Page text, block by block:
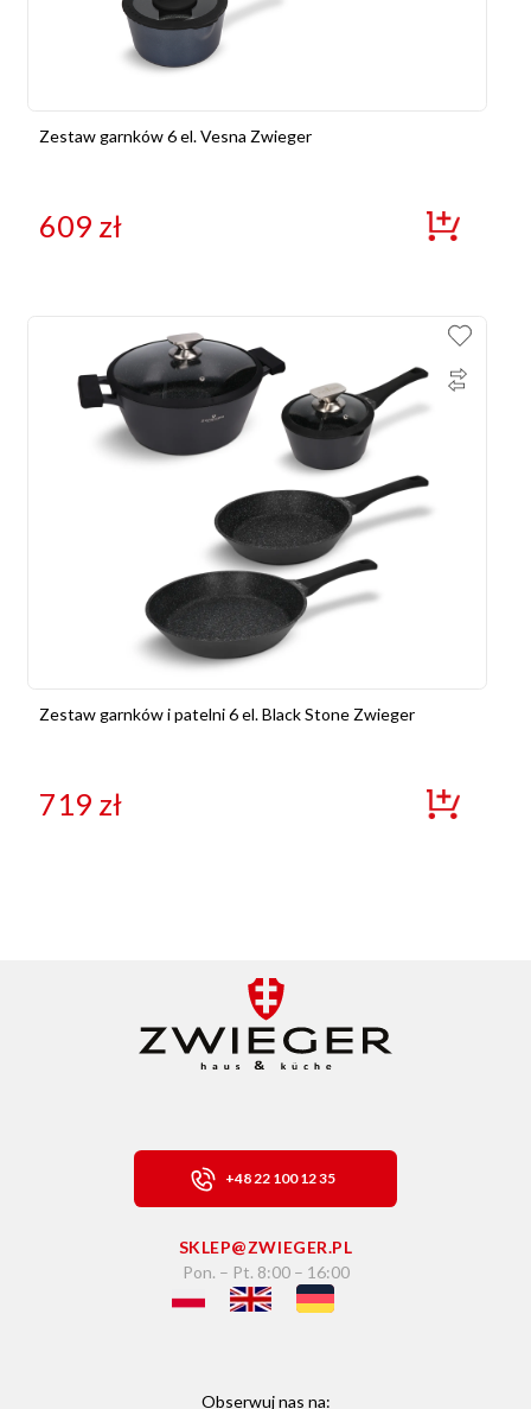
Zestaw garnków 6 el. Vesna Zwieger
609 zł
Zestaw garnków i patelni 6 el. Black Stone Zwieger
719 zł
+48 22 100 12 35
SKLEP@ZWIEGER.PL
Pon. – Pt. 8:00 – 16:00
Obserwuj nas na: